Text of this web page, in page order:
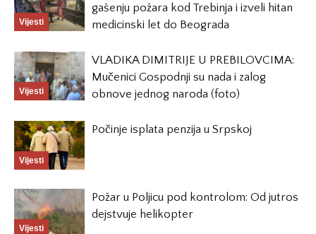
Vijesti
gašenju požara kod Trebinja i izveli hitan
medicinski let do Beograda
Vijesti
VLADIKA DIMITRIJE U PREBILOVCIMA:
Mučenici Gospodnji su nada i zalog
obnove jednog naroda (foto)
Vijesti
Počinje isplata penzija u Srpskoj
Vijesti
Požar u Poljicu pod kontrolom: Od jutros
dejstvuje helikopter